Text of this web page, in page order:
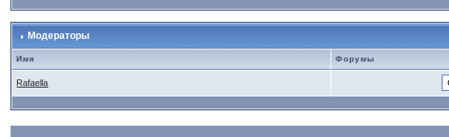
Модераторы
Имя Форумы
Rafaella